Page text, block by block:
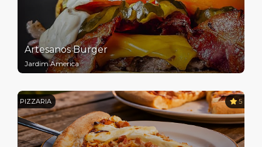
Artesanos Burger
Jardim America
PIZZARIA 5